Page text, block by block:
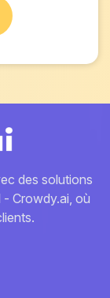
des solutions
- Crowdy.ai, où